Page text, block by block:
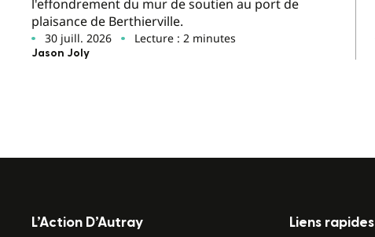
l'effondrement du mur de soutien au port de
plaisance de Berthierville.
30 juill. 2026 Lecture : 2 minutes
Jason Joly
L’Action D’Autray Liens rapides